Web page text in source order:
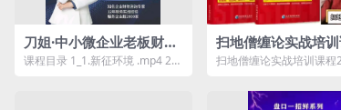
刀姐·中小微企业老板财税
必修课
课程目录 1_1.新征环境 .mp4 2_
扫地僧缠论实战培训
022读缠札记培训视
扫地僧缠论实战培训课程
介： ...